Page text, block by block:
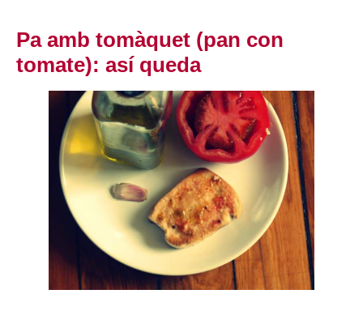
Pa amb tomàquet (pan con
tomate): así queda